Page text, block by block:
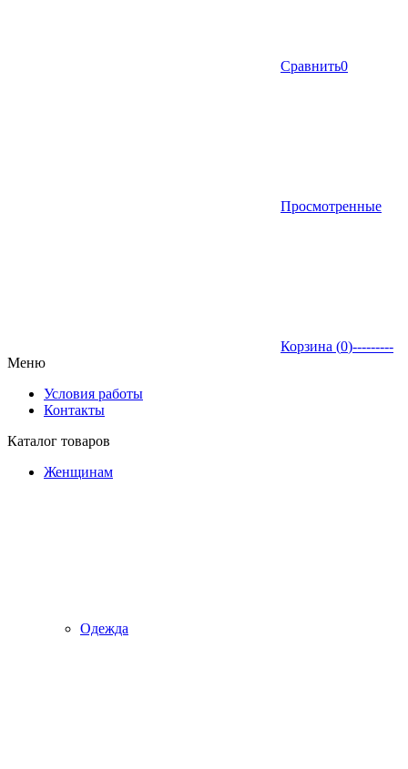
Сравнить0
Просмотренные
Корзина (0)---------
Меню
Условия работы
Контакты
Каталог товаров
Женщинам
Одежда